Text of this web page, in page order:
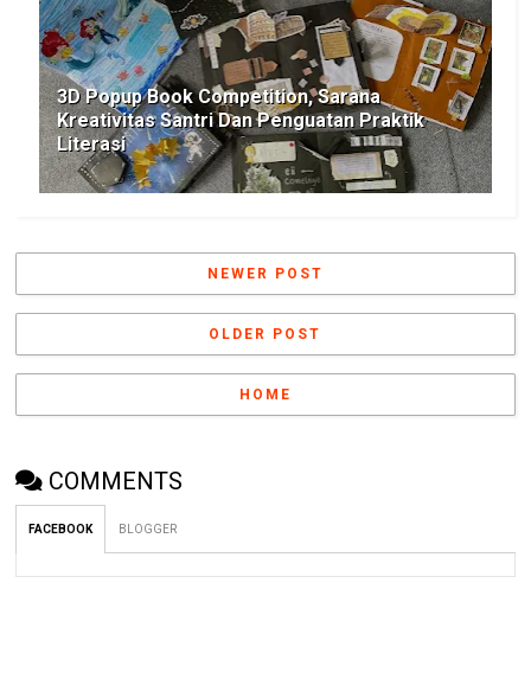
3D Popup Book Competition, Sarana
Kreativitas Santri Dan Penguatan Praktik
Literasi
NEWER POST
OLDER POST
HOME
COMMENTS
FACEBOOK BLOGGER